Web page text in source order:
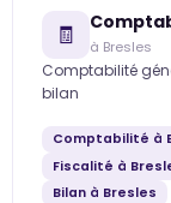
🧾 à Bresles
Comptabilité
bilan
Comptabilité à
Fiscalité à
Bilan à Bresles